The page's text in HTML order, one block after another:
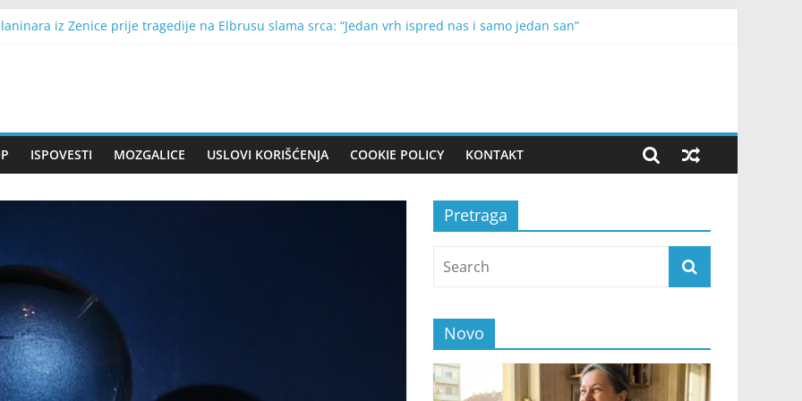
iz Zenice prije tragedije na Elbrusu slama srca: “Jedan vrh ispred nas i samo jedan san”
što me je izbacio iz kuće, moj sin je uradio nešto što je slomilo mog oca
stare garaže zbunio je sve: Kad su saznali čemu zapravo služi, nisu mogli da prestanu da se smiju
ISPOVESTI MOZGALICE USLOVI KORIŠĆENJA COOKIE POLICY KONTAKT
Pretraga
Novo